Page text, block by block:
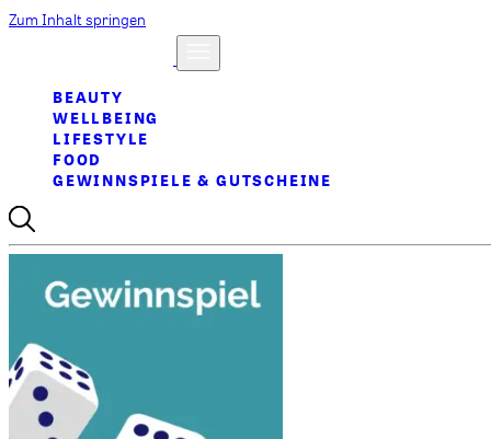
Zum Inhalt springen
BEAUTY
WELLBEING
LIFESTYLE
FOOD
GEWINNSPIELE & GUTSCHEINE